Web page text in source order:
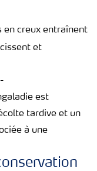
en creux entraînent
et
est
tardive et un
à une